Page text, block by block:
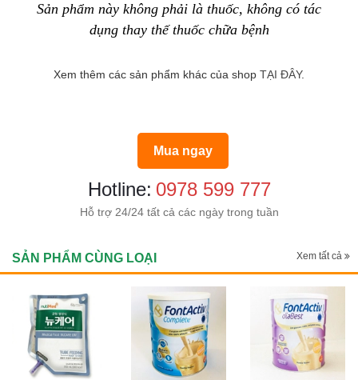
Sản phẩm này không phải là thuốc, không có tác
dụng thay thế thuốc chữa bệnh
Xem thêm các sản phẩm khác của shop TẠI ĐÂY.
Mua ngay
Hotline: 0978 599 777
Hỗ trợ 24/24 tất cả các ngày trong tuần
SẢN PHẨM CÙNG LOẠI Xem tất cả